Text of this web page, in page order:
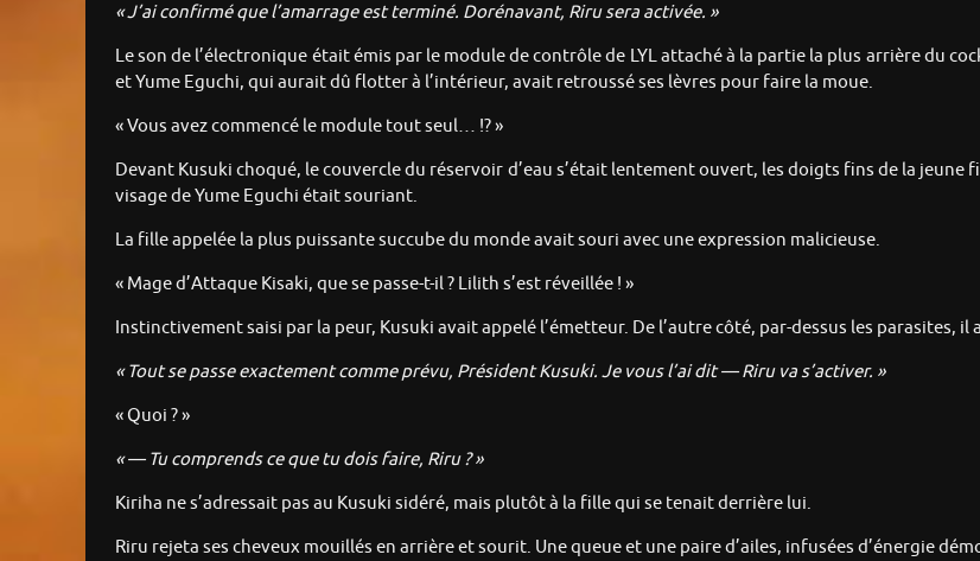
« J’ai confirmé que l’amarrage est terminé. Dorénavant, Riru sera activée. »
Le son de l’électronique était émis par le module de contrôle de LYL attaché à la partie la plus arrière du
et Yume Eguchi, qui aurait dû flotter à l’intérieur, avait retroussé ses lèvres pour faire la moue.
« Vous avez commencé le module tout seul… !? »
Devant Kusuki choqué, le couvercle du réservoir d’eau s’était lentement ouvert, les doigts fins de la jeune
visage de Yume Eguchi était souriant.
La fille appelée la plus puissante succube du monde avait souri avec une expression malicieuse.
« Mage d’Attaque Kisaki, que se passe-t-il ? Lilith s’est réveillée ! »
Instinctivement saisi par la peur, Kusuki avait appelé l’émetteur. De l’autre côté, par-dessus les parasites,
« Tout se passe exactement comme prévu, Président Kusuki. Je vous l’ai dit — Riru va s’activer. »
« Quoi ? »
« — Tu comprends ce que tu dois faire, Riru ? »
Kiriha ne s’adressait pas au Kusuki sidéré, mais plutôt à la fille qui se tenait derrière lui.
Riru rejeta ses cheveux mouillés en arrière et sourit. Une queue et une paire d’ailes, infusées d’énergie